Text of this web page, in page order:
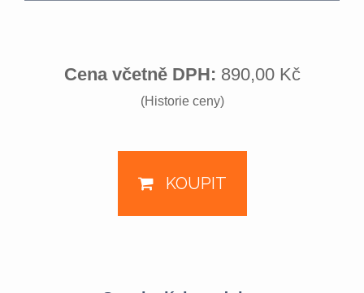
Cena včetně DPH: 890,00 Kč
(Historie ceny)
KOUPIT